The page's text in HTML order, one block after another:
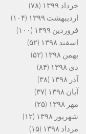
خرداد ۱۳۹۹
(۷۸)
اردیبهشت ۱۳۹۹
(۱۰۴)
فروردین ۱۳۹۹
(۱۰۰)
اسفند ۱۳۹۸
(۵۲)
بهمن ۱۳۹۸
(۵۲)
دی ۱۳۹۸
(۸۴)
آذر ۱۳۹۸
(۳۸)
آبان ۱۳۹۸
(۳۷)
مهر ۱۳۹۸
(۲۵)
شهریور ۱۳۹۸
(۱۲)
مرداد ۱۳۹۸
(۱۵)